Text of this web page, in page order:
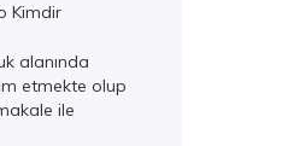
Kimdir
alanında
etmekte olup
ile